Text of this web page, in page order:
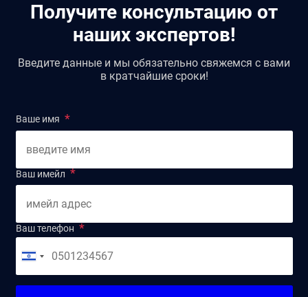
Получите консультацию от
наших экспертов!
Введите данные и мы обязательно свяжемся с вами
в кратчайшие сроки!
Ваше имя
Ваш имейл
Ваш телефон